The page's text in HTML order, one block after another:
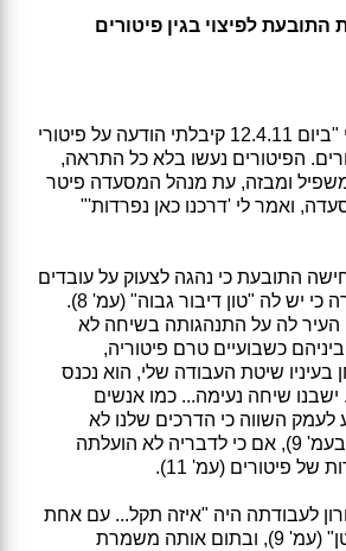
התובעת לפיצוי בגין פיטורים
15. התובעת העידה כי "ביום 12.4.11 קיבלתי הודעה על פיטורי
הפיטורים נעשו בלא כל התראה,
ומבזה, עת מנהל המסעדה פיטר
ואמר לי 'דרכנו כאן נפרדות'"
התובעת כי נהגה לצעוק על עובדים
אחרים, ועם זאת אישרה כי יש לה "טון דיבור גבוה" (עמ' 8).
העיר לה על התנהגותה בשיחה לא
כשבועיים טרם פיטוריה,
בעיניו שיטת העבודה שלי, הוא נכנס
ישבנו שיחה נעימה... כמו אנשים
לעמק השווה כי הדרכים שלנו לא
הסתדרו כל כך" (שם ובעמ' 9), אם כי לדבריה לא הועלתה
פיטורים (עמ' 11).
לעבודתה היה "איזה תקל... עם אחת
האחמ"שיות, משהו קטן" (עמ' 9), ובתום אותה משמרת